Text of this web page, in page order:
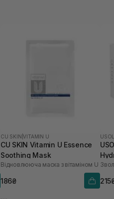
CU SKIN |VITAMIN U
CU SKIN Vitamin U Essence
Soothing Mask
Відновлююча маска з вітаміном U
186₴
шт